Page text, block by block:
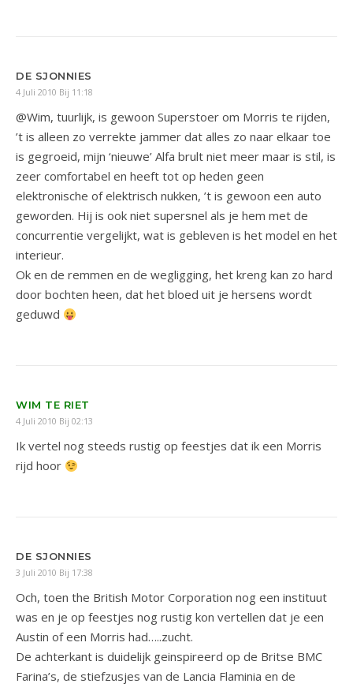
DE SJONNIES
4 Juli 2010 Bij 11:18
@Wim, tuurlijk, is gewoon Superstoer om Morris te rijden,
’t is alleen zo verrekte jammer dat alles zo naar elkaar toe
is gegroeid, mijn ‘nieuwe’ Alfa brult niet meer maar is stil, is
zeer comfortabel en heeft tot op heden geen
elektronische of elektrisch nukken, ’t is gewoon een auto
geworden. Hij is ook niet supersnel als je hem met de
concurrentie vergelijkt, wat is gebleven is het model en het
interieur.
Ok en de remmen en de wegligging, het kreng kan zo hard
door bochten heen, dat het bloed uit je hersens wordt
geduwd
WIM TE RIET
4 Juli 2010 Bij 02:13
Ik vertel nog steeds rustig op feestjes dat ik een Morris
rijd hoor
DE SJONNIES
3 Juli 2010 Bij 17:38
Och, toen the British Motor Corporation nog een instituut
was en je op feestjes nog rustig kon vertellen dat je een
Austin of een Morris had…..zucht.
De achterkant is duidelijk geinspireerd op de Britse BMC
Farina’s, de stiefzusjes van de Lancia Flaminia en de